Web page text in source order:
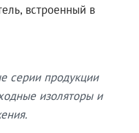
встроенный в
серии продукции
изоляторы и